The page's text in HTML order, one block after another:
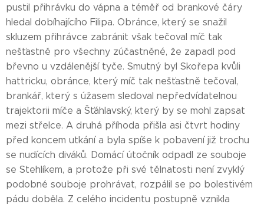
pustil přihrávku do vápna a téměř od brankové čáry
hledal dobíhajícího Filipa. Obránce, který se snažil
skluzem přihrávce zabránit však tečoval míč tak
nešťastně pro všechny zúčastněné, že zapadl pod
břevno u vzdálenější tyče. Smutný byl Skořepa kvůli
hattricku, obránce, který míč tak nešťastně tečoval,
brankář, který s úžasem sledoval nepředvídatelnou
trajektorii míče a Šťáhlavský, který by se mohl zapsat
mezi střelce. A druhá příhoda přišla asi čtvrt hodiny
před koncem utkání a byla spíše k pobavení již trochu
se nudících diváků. Domácí útočník odpadl ze souboje
se Stehlíkem, a protože při své tělnatosti není zvyklý
podobné souboje prohrávat, rozpálil se po bolestivém
pádu doběla. Z celého incidentu postupně vznikla